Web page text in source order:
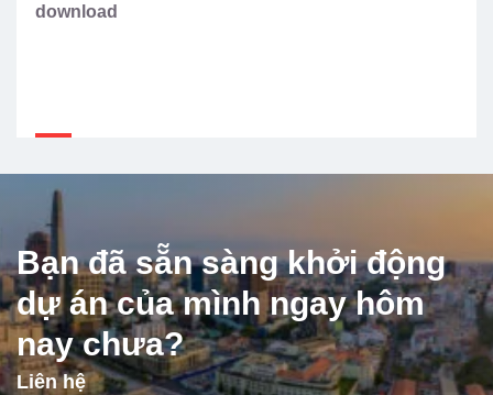
download
Bạn đã sẵn sàng khởi động
dự án của mình ngay hôm
nay chưa?
Liên hệ